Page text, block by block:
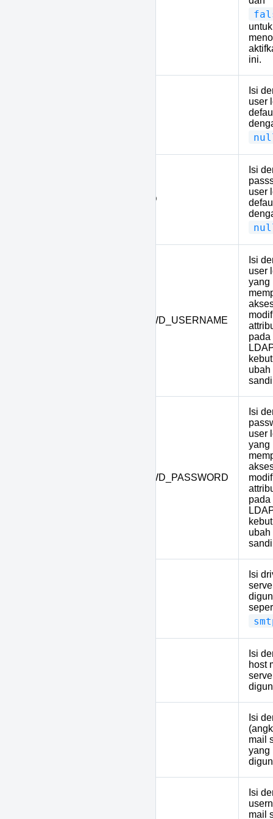
untuk
ini.
Isi
user
LDAP_PASSWORD
Isi
user
LDAP_CHANGEPWD_USERNAME
Isi
user
yang
pada
ubah
sandi
LDAP_CHANGEPWD_PASSWORD
Isi
user
yang
pada
ubah
sandi
Isi
Isi
host
Isi
mail
yang
Isi
mail